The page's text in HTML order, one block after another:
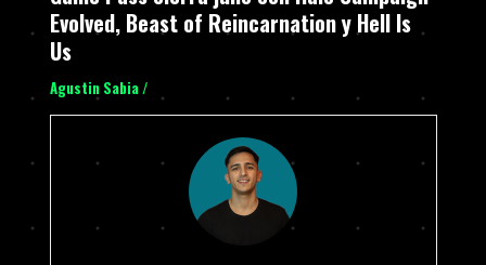
Evolved, Beast of Reincarnation y Hell Is
Us
Agustin Sabia/